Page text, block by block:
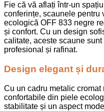
Fie că vă aflați într-un
conferințe, scaunele
ecologică OFF 833 negre
și confort. Cu un design
calitate, aceste scaune
profesional și rafinat.
Design elegant și
Cu un cadru metalic
confortabile din piele
stabilitate și un aspect